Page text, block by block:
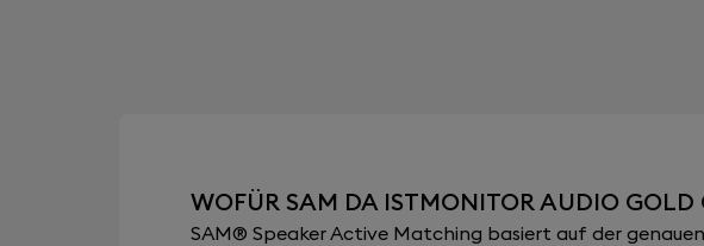
WOFÜR SAM DA ISTMONITOR AUDIO GOLD
SAM® Speaker Active Matching basiert auf der